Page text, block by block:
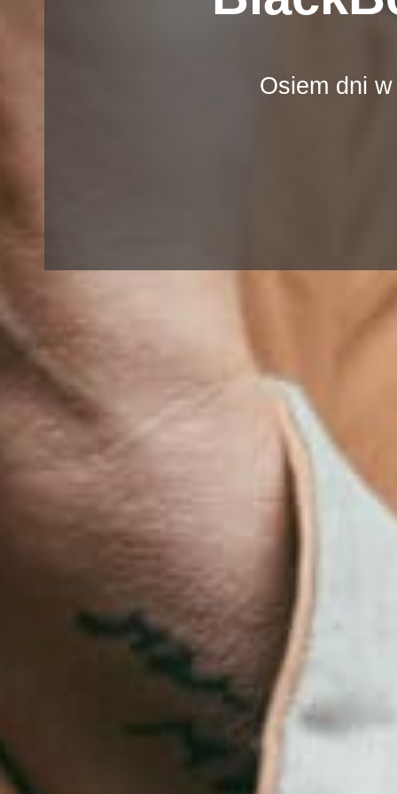
Osiem dni